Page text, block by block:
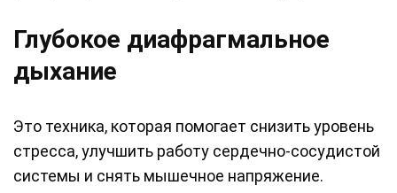
Глубокое диафрагмальное
дыхание
Это техника, которая помогает снизить уровень
стресса, улучшить работу сердечно-сосудистой
системы и снять мышечное напряжение.